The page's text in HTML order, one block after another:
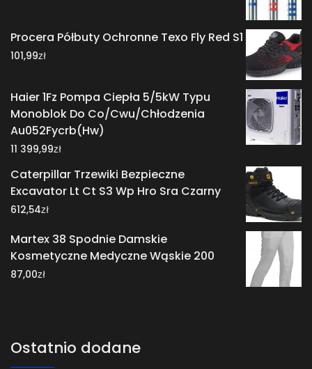
Procera Półbuty Ochronne Texo Fly Red S1
101,99zł
Haier 1Fz Pompa Ciepła 5/5kW Typu
Monoblok Do Co/Cwu/Chłodzenia
Au052Fycrb(Hw)
11 399,99zł
Caterpillar Trzewiki Bezpieczne
Excavator Lt Ct S3 Wp Hro Sra Czarny
612,54zł
Martex 38 Spodnie Damskie
Kosmetyczne Medyczne Wąskie 200
87,00zł
Ostatnio dodane